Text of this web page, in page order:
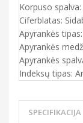
Korpuso spalva:
Ciferblatas:
Apyrankės
Apyrankės
Apyrankės
Indeksų tipas:
SPECIFIKACIJA